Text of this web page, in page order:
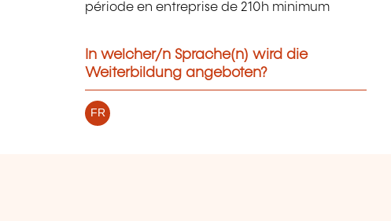
période en entreprise de 210h minimum
In welcher/n Sprache(n) wird die
Weiterbildung angeboten?
FR